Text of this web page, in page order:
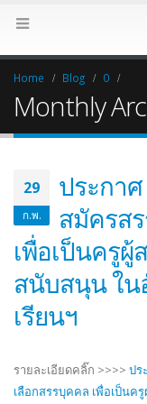
Home Blog 0
Monthly
29
ก.พ.
ประกา
สมัครส
เพื่อเป็นครู
สนับสนุน ใน
เรียนฯ
รายละเอียดคลิ๊ก >>>> ปร
เลือกสรรบุคคล เพื่อเป็นค